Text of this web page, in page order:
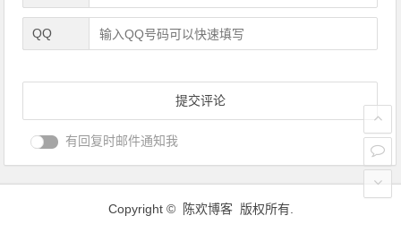
QQ
有回复时邮件通知我
Copyright © 陈欢博客 版权所有.